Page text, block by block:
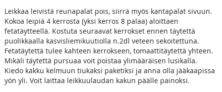
Leikkaa leivistä reunapalat pois, siirrä myös kantapalat sivuun.
Kokoa leipiä 4 kerrosta (yksi kerros 8 palaa) aloittaen
fetatäytteellä. Kostuta seuraavat kerrokset ennen täytettä
puolikkaalla kasvisliemikuutiolla n.2dl veteen sekoitettuna.
Fetatäytettä tulee kahteen kerrokseen, tomaattitäytettä yhteen.
Mikäli täytettä pursuaa voit poistaa ylimääräisen lusikalla.
Kiedo kakku kelmuun tiukaksi paketiksi ja anna olla jääkaapissa
yön yli. Voit laittaa leikkuulaudan kakun päälle painoksi.